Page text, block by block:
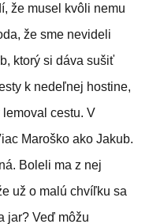
že musel kvôli nemu
že sme nevideli
ktorý si dáva sušiť
k nedeľnej hostine,
cestu. V
Maroško ako Jakub.
Boleli ma z nej
už o malú chvíľku sa
jar? Veď môžu